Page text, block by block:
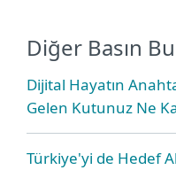
Diğer Basın
Dijital Hayatın
Gelen Kutunuz Ne
Türkiye'yi de Hedef